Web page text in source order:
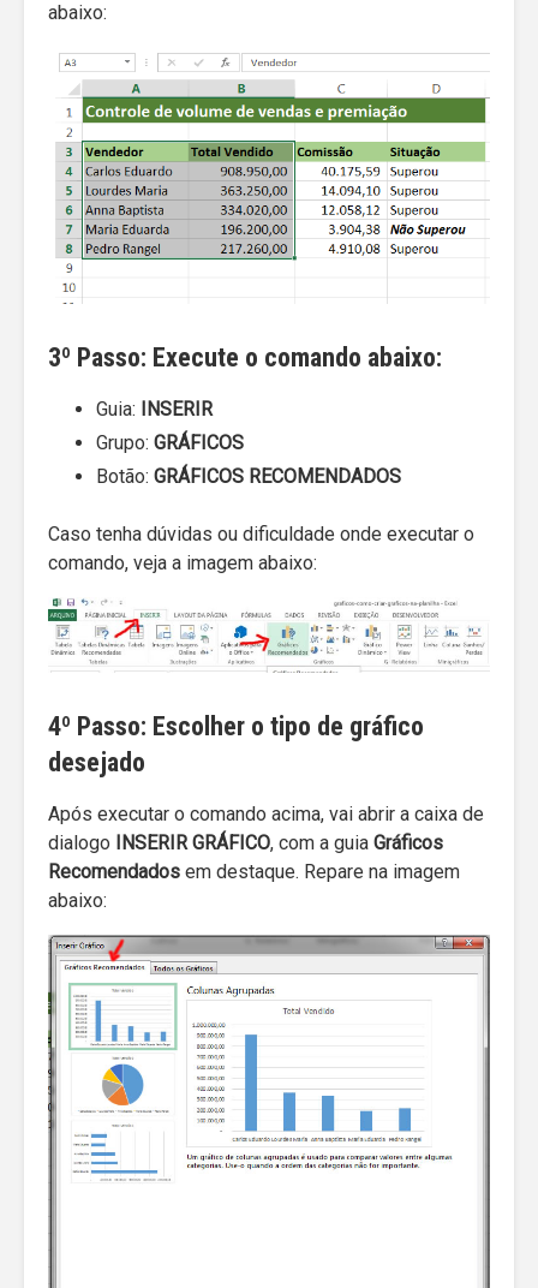
abaixo:
3º Passo: Execute o comando abaixo:
Guia: INSERIR
Grupo: GRÁFICOS
Botão: GRÁFICOS RECOMENDADOS
Caso tenha dúvidas ou dificuldade onde executar o
comando, veja a imagem abaixo:
4º Passo: Escolher o tipo de gráfico
desejado
Após executar o comando acima, vai abrir a caixa de
dialogo INSERIR GRÁFICO, com a guia Gráficos
Recomendados em destaque. Repare na imagem
abaixo: